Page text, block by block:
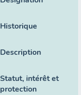
Historique
Description
Statut, intérêt et
protection